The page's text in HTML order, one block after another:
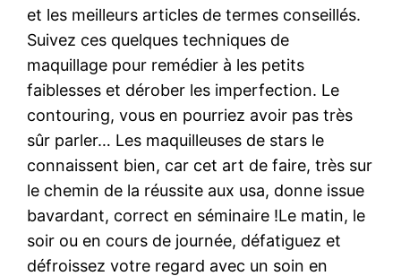
et les meilleurs articles de termes conseillés.
Suivez ces quelques techniques de
maquillage pour remédier à les petits
faiblesses et dérober les imperfection. Le
contouring, vous en pourriez avoir pas très
sûr parler… Les maquilleuses de stars le
connaissent bien, car cet art de faire, très sur
le chemin de la réussite aux usa, donne issue
bavardant, correct en séminaire !Le matin, le
soir ou en cours de journée, défatiguez et
défroissez votre regard avec un soin en